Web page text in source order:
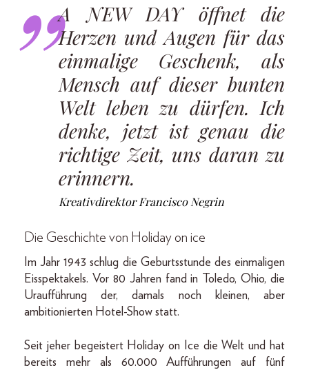
A NEW DAY öffnet die
Herzen und Augen für das
einmalige Geschenk, als
Mensch auf dieser bunten
Welt leben zu dürfen. Ich
denke, jetzt ist genau die
richtige Zeit, uns daran zu
erinnern.
Kreativdirektor Francisco Negrin
Die Geschichte von Holiday on ice
Im Jahr 1943 schlug die Geburtsstunde des einmaligen
Eisspektakels. Vor 80 Jahren fand in Toledo, Ohio, die
Uraufführung der, damals noch kleinen, aber
ambitionierten Hotel-Show statt.
Seit jeher begeistert Holiday on Ice die Welt und hat
bereits mehr als 60.000 Aufführungen auf fünf